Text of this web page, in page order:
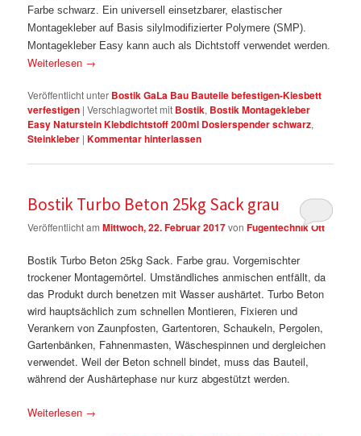
Farbe schwarz. Ein universell einsetzbarer, elastischer
Montagekleber auf Basis silylmodifizierter Polymere (SMP).
Montagekleber Easy kann auch als Dichtstoff verwendet werden.
Weiterlesen →
Veröffentlicht unter Bostik GaLa Bau Bauteile befestigen-Kiesbett
verfestigen |Verschlagwortet mit Bostik, Bostik Montagekleber
Easy Naturstein Klebdichtstoff 200ml Dosierspender schwarz,
Steinkleber |Kommentar hinterlassen
Bostik Turbo Beton 25kg Sack grau
Veröffentlicht amMittwoch, 22. Februar 2017vonFugentechnik Ott
Bostik Turbo Beton 25kg Sack. Farbe grau. Vorgemischter
trockener Montagemörtel. Umständliches anmischen entfällt, da
das Produkt durch benetzen mit Wasser aushärtet. Turbo Beton
wird hauptsächlich zum schnellen Montieren, Fixieren und
Verankern von Zaunpfosten, Gartentoren, Schaukeln, Pergolen,
Gartenbänken, Fahnenmasten, Wäschespinnen und dergleichen
verwendet. Weil der Beton schnell bindet, muss das Bauteil,
während der Aushärtephase nur kurz abgestützt werden.
Weiterlesen →